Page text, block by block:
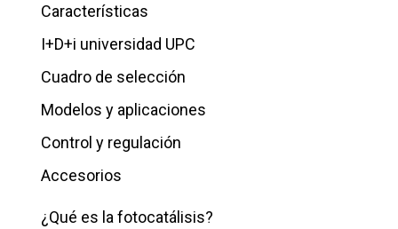
Características
I+D+i universidad UPC
Cuadro de selección
Modelos y aplicaciones
Control y regulación
Accesorios
¿Qué es la fotocatálisis?